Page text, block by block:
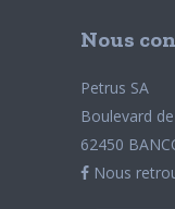
Nous
Petrus SA
Boulevard
62450
Nous